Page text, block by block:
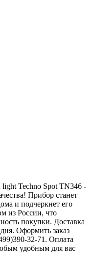
Techno Spot TN346 -
Прибор станет
и подчеркнет его
из России, что
покупки. Доставка
Оформить заказ
32-71. Оплата
удобным для вас